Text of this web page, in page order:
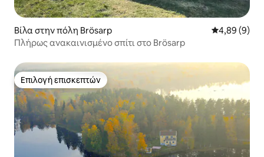
Βίλα στην πόλη Brösarp Μέση
4,89 (9)
Πλήρως ανακαινισμένο σπίτι στο Brösarp
Επιλογή επισκεπτών
Επιλογή επισκεπτών